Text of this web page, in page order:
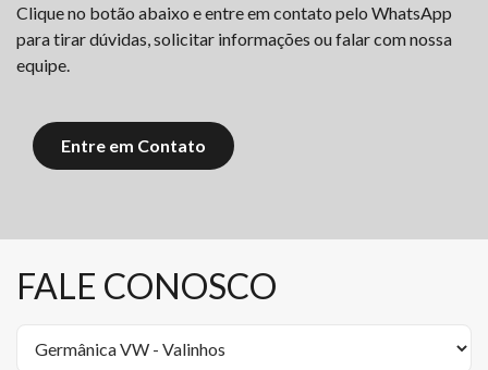
Clique no botão abaixo e entre em contato pelo WhatsApp
para tirar dúvidas, solicitar informações ou falar com nossa
equipe.
Entre em Contato
FALE CONOSCO